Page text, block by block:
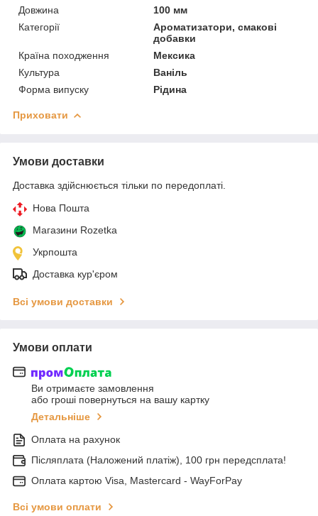
Довжина
100 мм
Категорії
Ароматизатори, смакові
добавки
Країна походження
Мексика
Культура
Ваніль
Форма випуску
Рідина
Приховати
Умови доставки
Доставка здійснюється тільки по передоплаті.
Нова Пошта
Магазини Rozetka
Укрпошта
Доставка кур'єром
Всі умови доставки
Умови оплати
Ви отримаєте замовлення
або гроші повернуться на вашу картку
Детальніше
Оплата на рахунок
Післяплата (Наложений платіж), 100 грн передсплата!
Оплата картою Visa, Mastercard - WayForPay
Всі умови оплати